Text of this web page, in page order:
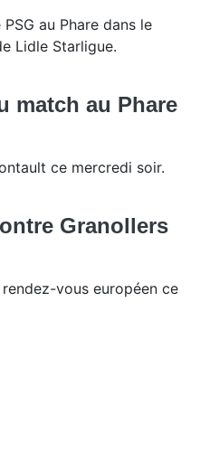
au Phare dans le
Lidle Starligue.
match au Phare
ce mercredi soir.
Granollers
vous européen ce